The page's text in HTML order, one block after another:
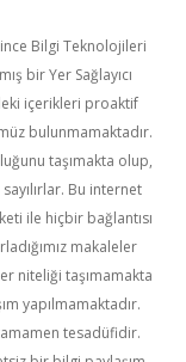
Bilgi Teknolojileri
bir Yer Sağlayıcı
içerikleri proaktif
bulunmamaktadır.
taşımakta olup,
Bu internet
ile hiçbir bağlantısı
makaleler
niteliği taşımamakta
yapılmamaktadır.
tesadüfidir.